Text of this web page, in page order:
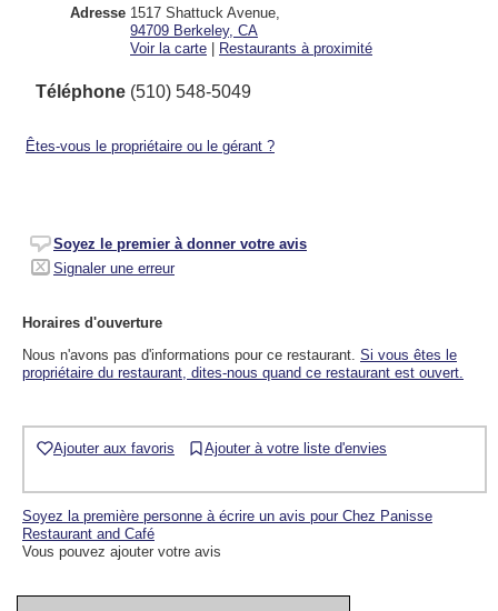
Adresse 1517 Shattuck Avenue
94709 Berkeley, CA
Voir la carte
Restaurants à proximité
Téléphone (510) 548-5049
Êtes-vous le propriétaire ou le gérant ?
Soyez le premier à donner votre avis
Signaler une erreur
Horaires d'ouverture
Nous n'avons pas d'informations pour ce restaurant. Si vous êtes le
propriétaire du restaurant, dites-nous quand ce restaurant est ouvert.
Ajouter aux favoris Ajouter à votre liste d'envies
Soyez la première personne à écrire un avis pour Chez Panisse
Restaurant and Café
Vous pouvez ajouter votre avis